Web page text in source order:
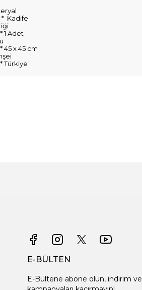
Adet
x 45 cm
E-BÜLTEN
E-Bültene abone olun, indirim ve